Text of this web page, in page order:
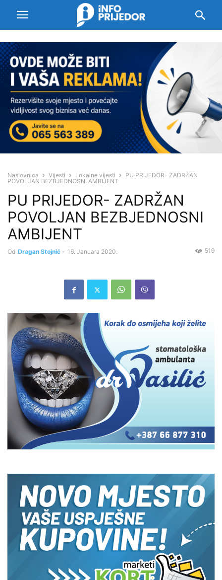
Naslovnica Vijesti Lokalne vijesti
PU PRIJEDOR- ZADRŽAN
POVOLJAN BEZBJEDNOSNI AMBIJENT
PU PRIJEDOR- ZADRŽAN
POVOLJAN BEZBJEDNOSNI
AMBIJENT
Od Dragan Stojnić - 16. Januara 2020. 519